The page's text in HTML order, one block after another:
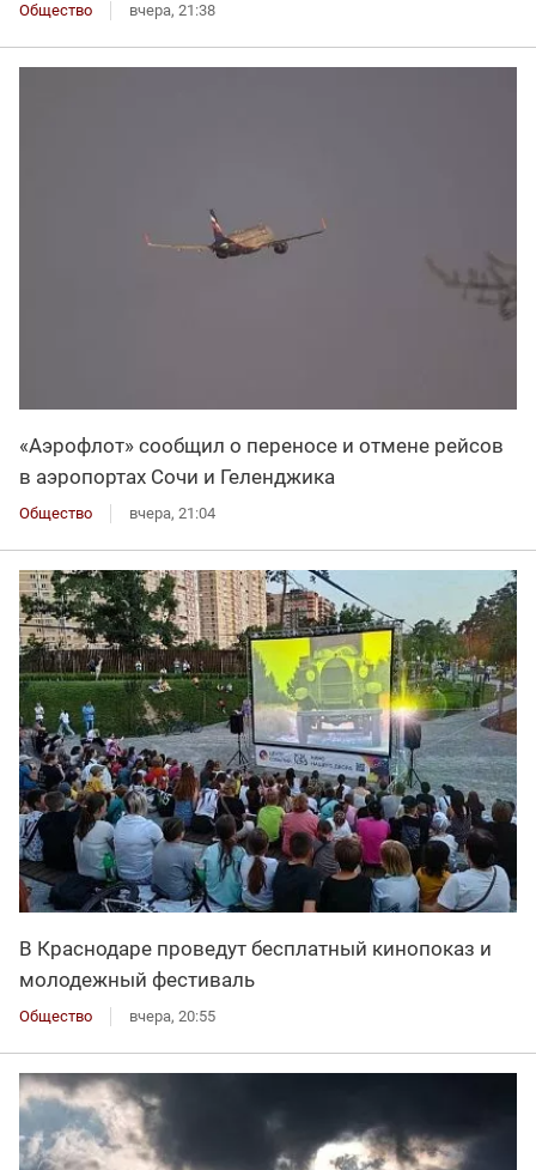
Общество вчера, 21:38
«Аэрофлот» сообщил о переносе и отмене рейсов
в аэропортах Сочи и Геленджика
Общество вчера, 21:04
В Краснодаре проведут бесплатный кинопоказ и
молодежный фестиваль
Общество вчера, 20:55